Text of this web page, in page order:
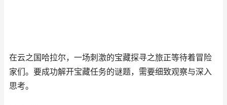
在云之国哈拉尔，一场刺激的宝藏探寻之旅正等待着冒险
家们。要成功解开宝藏任务的谜题，需要细致观察与深入
思考。